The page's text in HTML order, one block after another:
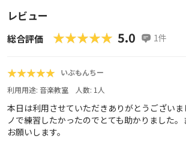
レビュー
総合評価 ★★★★★
★★★★★ 5.0 1件
★★★★★
★★★★★ いぶもんちー
利用用途: 音楽教室 人数: 1 人
本日は利用させていただきありがとうござい
ノで練習したかったのでとても助かりました。
お願いします。